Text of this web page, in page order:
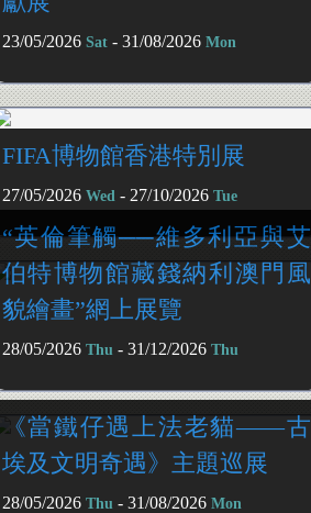
23/05/2026 Sat- 31/08/2026 Mon
FIFA博物館香港特別展
27/05/2026 Wed - 27/10/2026 Tue
“英倫筆觸──維多利亞與艾
伯特博物館藏錢納利澳門風
貌繪畫”網上展覽
28/05/2026 Thu - 31/12/2026 Thu
《當鐵仔遇上法老貓——古
埃及文明奇遇》主題巡展
28/05/2026 Thu - 31/08/2026 Mon